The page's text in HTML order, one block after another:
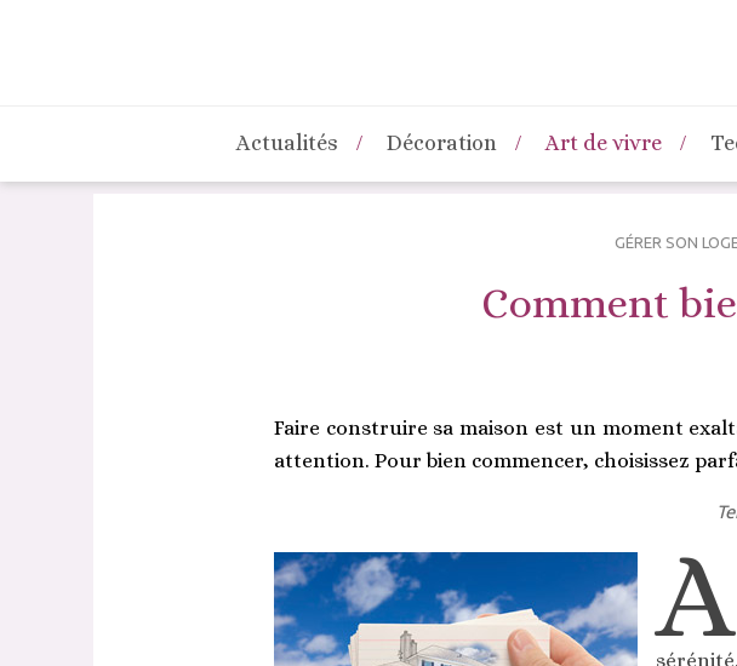
Actualités Décoration Art de vivre
GÉRER SON
Comment
Faire construire sa maison est un moment
attention. Pour bien commencer, choisissez
A
sérénité.